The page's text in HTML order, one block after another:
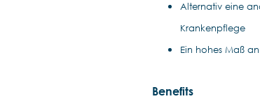
Alternativ eine
Krankenpflege
Ein hohes Maß
Benefits